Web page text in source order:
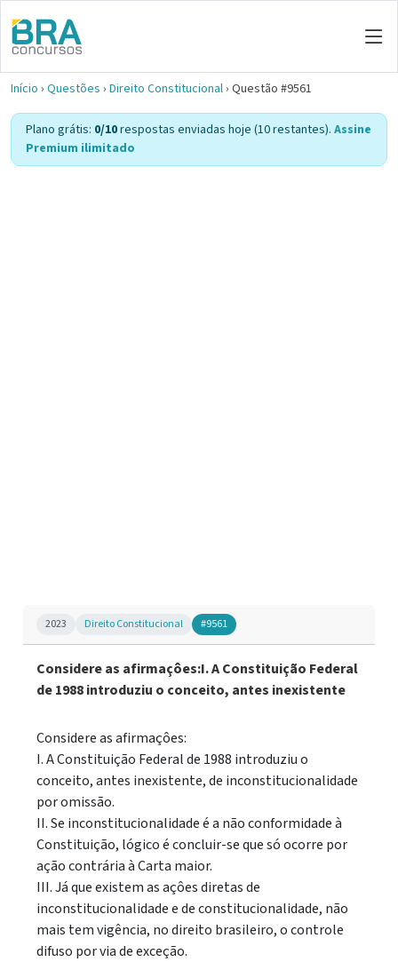
Início › Questões › Direito Constitucional› Questão #9561
Plano grátis: 0/10respostas enviadas hoje (10 restantes). Assine
Premium ilimitado
2023 Direito Constitucional #9561
Considere as afirmaçôes:I. A Constituição Federal
de 1988 introduziu o conceito, antes inexistente
Considere as afirmaçôes:
I. A Constituição Federal de 1988 introduziu o
conceito, antes inexistente, de inconstitucionalidade
por omissão.
II. Se inconstitucionalidade é a não conformidade à
Constituição, lógico é concluir-se que só ocorre por
ação contrária à Carta maior.
III. Já que existem as açôes diretas de
inconstitucionalidade e de constitucionalidade, não
mais tem vigência, no direito brasileiro, o controle
difuso por via de exceção.